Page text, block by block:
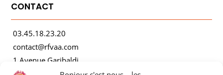
CONTACT
03.45.18.23.20
contact@rfvaa.com
1 Avenue Garibaldi